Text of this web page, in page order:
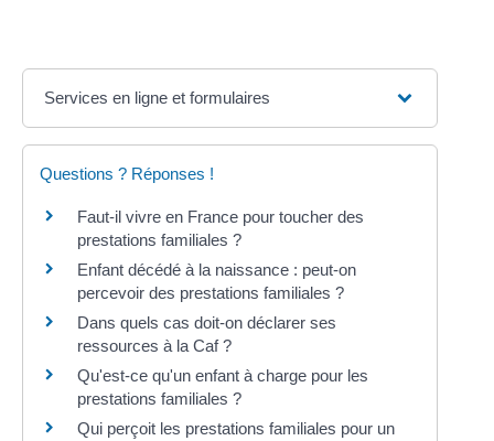
Services en ligne et formulaires
Questions ? Réponses !
Faut-il vivre en France pour toucher des
prestations familiales ?
Enfant décédé à la naissance : peut-on
percevoir des prestations familiales ?
Dans quels cas doit-on déclarer ses
ressources à la Caf ?
Qu'est-ce qu'un enfant à charge pour les
prestations familiales ?
Qui perçoit les prestations familiales pour un